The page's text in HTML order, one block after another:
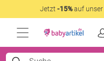
Jetzt -15%auf unser